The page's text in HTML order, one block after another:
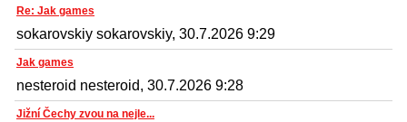
Re: Jak games
sokarovskiy sokarovskiy, 30.7.2026 9:29
Jak games
nesteroid nesteroid, 30.7.2026 9:28
Jižní Čechy zvou na nejle...